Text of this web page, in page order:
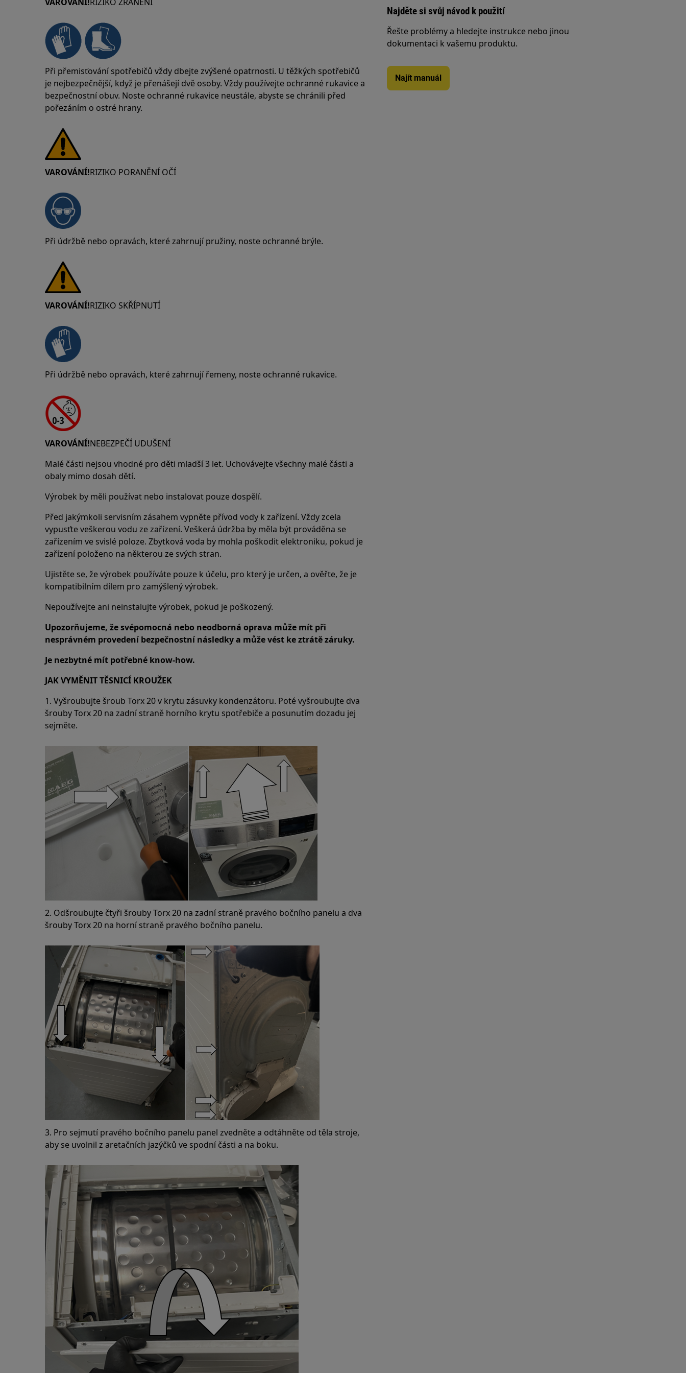
Při přemisťování spotřebičů vždy dbejte zvýšené opatrnosti. U těžkých spotřebičů
je nejbezpečnější, když je přenášejí dvě osoby. Vždy používejte ochranné rukavice a
bezpečnostní obuv. Noste ochranné rukavice neustále, abyste se chránili před
pořezáním o ostré hrany.
VAROVÁNÍ!RIZIKO PORANĚNÍ OČÍ
Při údržbě nebo opravách, které zahrnují pružiny, noste ochranné brýle.
VAROVÁNÍ!RIZIKO SKŘÍPNUTÍ
Při údržbě nebo opravách, které zahrnují řemeny, noste ochranné rukavice.
VAROVÁNÍ!NEBEZPEČÍ UDUŠENÍ
Malé části nejsou vhodné pro děti mladší 3 let. Uchovávejte všechny malé části a
obaly mimo dosah dětí.
Výrobek by měli používat nebo instalovat pouze dospělí.
Před jakýmkoli servisním zásahem vypněte přívod vody k zařízení. Vždy zcela
vypusťte veškerou vodu ze zařízení. Veškerá údržba by měla být prováděna se
zařízením ve svislé poloze. Zbytková voda by mohla poškodit elektroniku, pokud je
zařízení položeno na některou ze svých stran.
Ujistěte se, že výrobek používáte pouze k účelu, pro který je určen, a ověřte, že je
kompatibilním dílem pro zamýšlený výrobek.
Nepoužívejte ani neinstalujte výrobek, pokud je poškozený.
Upozorňujeme, že svépomocná nebo neodborná oprava může mít při
nesprávném provedení bezpečnostní následky a může vést ke ztrátě záruky.
Je nezbytné mít potřebné know-how.
JAK VYMĚNIT TĚSNICÍ KROUŽEK
1. Vyšroubujte šroub Torx 20 v krytu zásuvky kondenzátoru. Poté vyšroubujte dva
šrouby Torx 20 na zadní straně horního krytu spotřebiče a posunutím dozadu jej
sejměte.
2. Odšroubujte čtyři šrouby Torx 20 na zadní straně pravého bočního panelu a dva
šrouby Torx 20 na horní straně pravého bočního panelu.
3. Pro sejmutí pravého bočního panelu panel zvedněte a odtáhněte od těla stroje,
aby se uvolnil z aretačních jazýčků ve spodní části a na boku.
Najděte si svůj návod k použití
Řešte problémy a hledejte instrukce nebo jinou
dokumentaci k vašemu produktu.
Najít manuál